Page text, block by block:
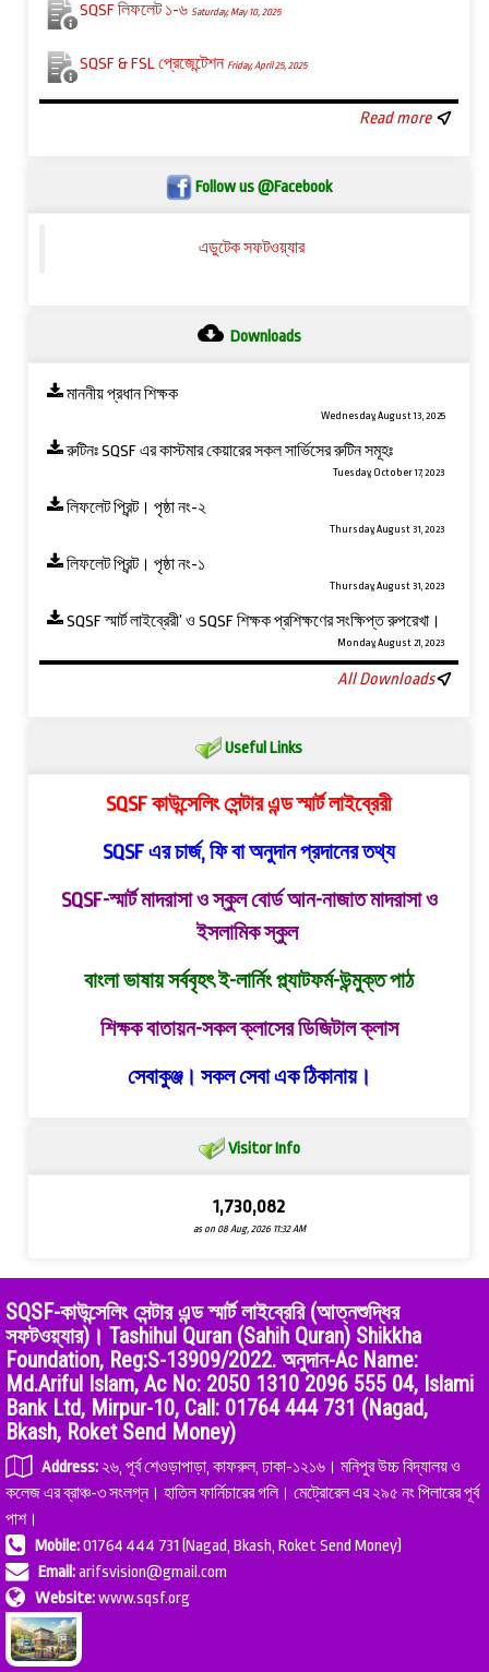
SQSF লিফলেট ১-৬ Saturday, May 10, 2025
SQSF & FSL প্রেজেন্টেশন Friday, April 25, 2025
Read more
Follow us @Facebook
এডুটেক সফটওয়্যার
Downloads
মাননীয় প্রধান শিক্ষক
Wednesday, August 13, 2025
রুটিনঃ SQSF এর কাস্টমার কেয়ারের সকল সার্ভিসের রুটিন সমূহঃ
Tuesday, October 17, 2023
লিফলেট প্রিন্ট। পৃষ্ঠা নং-২
Thursday, August 31, 2023
লিফলেট প্রিন্ট। পৃষ্ঠা নং-১
Thursday, August 31, 2023
SQSF স্মার্ট লাইব্রেরী’ ও ‍SQSF শিক্ষক প্রশিক্ষণের সংক্ষিপ্ত রুপরেখা।
Monday, August 21, 2023
All Downloads
Useful Links
SQSF কাউন্সেলিং সেন্টার এন্ড স্মার্ট লাইব্রেরী
SQSF এর চার্জ, ফি বা অনুদান প্রদানের তথ্য
SQSF-স্মার্ট মাদরাসা ও স্কুল বোর্ড আন-নাজাত মাদরাসা ও
ইসলামিক স্কুল
বাংলা ভাষায় সর্ববৃহৎ ই-লার্নিং প্ল্যাটফর্ম-উন্মুক্ত পাঠ
শিক্ষক বাতায়ন-সকল ক্লাসের ডিজিটাল ক্লাস
সেবাকুঞ্জ। সকল সেবা এক ঠিকানায়।
Visitor Info
1,730,082
as on 08 Aug, 2026 11:32 AM
SQSF-কাউন্সেলিং সেন্টার এন্ড স্মার্ট লাইব্রেরি (আত্নশুদ্ধির
সফটওয়্যার)। Tashihul Quran (Sahih Quran) Shikkha
Foundation, Reg:S-13909/2022. অনুদান-Ac Name:
Md.Ariful Islam, Ac No: 2050 1310 2096 555 04, Islami
Bank Ltd, Mirpur-10, Call: 01764 444 731 (Nagad,
Bkash, Roket Send Money)
Address: ২৬, পূর্ব শেওড়াপাড়া, কাফরুল, ঢাকা-১২১৬। মনিপুর উচ্চ বিদ্যালয় ও
কলেজ এর ব্রাঞ্চ-৩ সংলগ্ন। হাতিল ফার্নিচারের গলি। মেট্রোরেল এর ২৯৫ নং পিলারের পূর্ব
পাশ।
Mobile:01764 444 731 (Nagad, Bkash, Roket Send Money)
Email:arifsvision@gmail.com
Website:www.sqsf.org